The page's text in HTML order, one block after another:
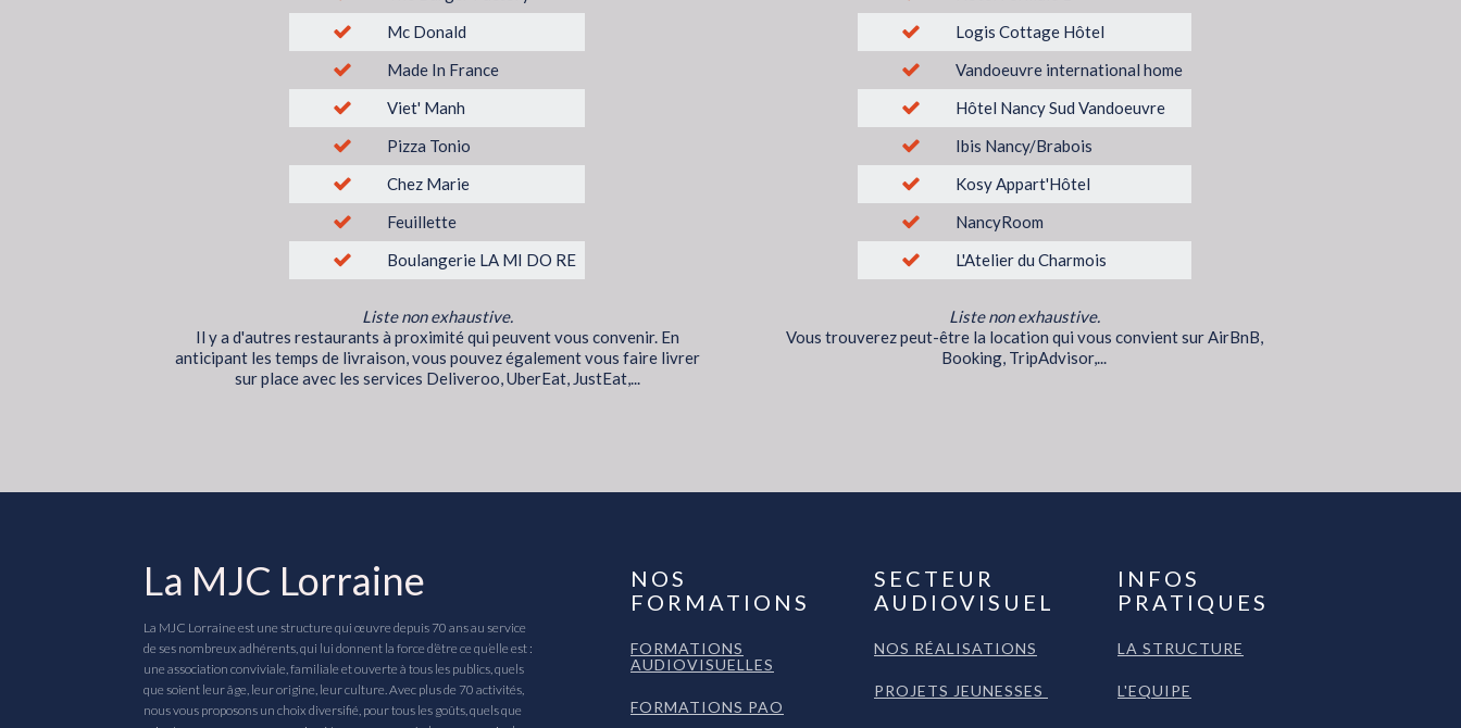
Mc Donald
Made In France
Viet' Manh
Pizza Tonio
Chez Marie
Feuillette
Boulangerie LA MI DO RE
Liste non exhaustive.
Il y a d'autres restaurants à proximité qui peuvent vous convenir. En
anticipant les temps de livraison, vous pouvez également vous faire livrer
sur place avec les services Deliveroo, UberEat, JustEat,...
Logis Cottage Hôtel
Vandoeuvre international home
Hôtel Nancy Sud Vandoeuvre
Ibis Nancy/Brabois
Kosy Appart'Hôtel
NancyRoom
L'Atelier du Charmois
Liste non exhaustive.
Vous trouverez peut-être la location qui vous convient sur AirBnB,
Booking, TripAdvisor,...
La MJC Lorraine
La MJC Lorraine est une structure qui œuvre depuis 70 ans au service
de ses nombreux adhérents, qui lui donnent la force d’être ce qu’elle est :
une association conviviale, familiale et ouverte à tous les publics, quels
que soient leur âge, leur origine, leur culture. Avec plus de 70 activités,
nous vous proposons un choix diversifié, pour tous les goûts, quels que
NOS
FORMATIONS
FORMATIONS
AUDIOVISUELLES
FORMATIONS PAO
SECTEUR
AUDIOVISUEL
NOS RÉALISATIONS
PROJETS JEUNESSES
INFOS
PRATIQUES
LA STRUCTURE
L'EQUIPE